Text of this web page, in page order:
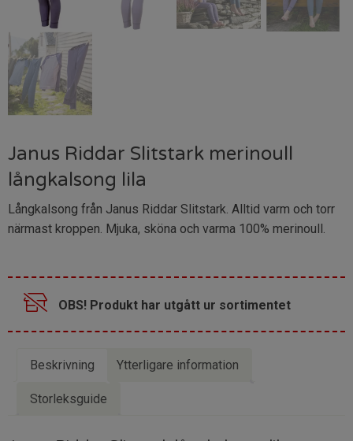
Janus Riddar Slitstark merinoull
långkalsong lila
Långkalsong från Janus Riddar Slitstark. Alltid varm och torr
närmast kroppen. Mjuka, sköna och varma 100% merinoull.
OBS! Produkt har utgått ur sortimentet
Beskrivning Ytterligare information
Storleksguide